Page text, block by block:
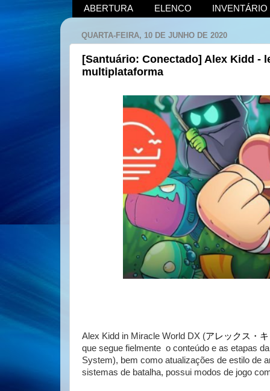
ABERTURA ELENCO INVENTÁRIO
QUARTA-FEIRA, 10 DE JUNHO DE 2020
[Santuário: Conectado] Alex Kidd -
multiplataforma
Alex Kidd in Miracle World DX (アレックス・
que segue fielmente  o conteúdo e as etapas
System), bem como atualizações de estilo de
sistemas de batalha, possui modos de jogo